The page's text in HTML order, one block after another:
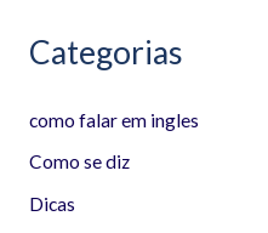
Categorias
como falar em ingles
Como se diz
Dicas